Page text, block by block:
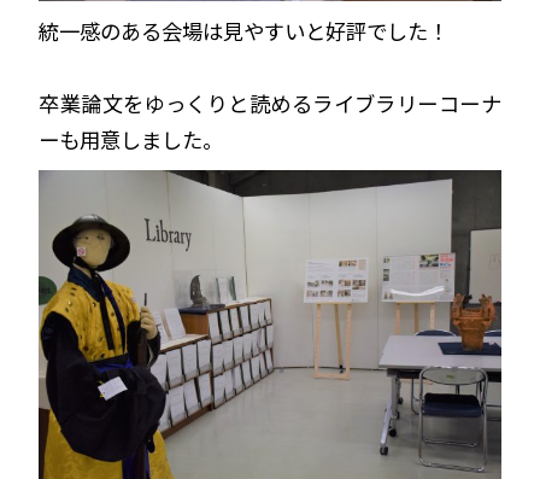
統一感のある会場は見やすいと好評でした！
卒業論文をゆっくりと読めるライブラリーコーナ
ーも用意しました。